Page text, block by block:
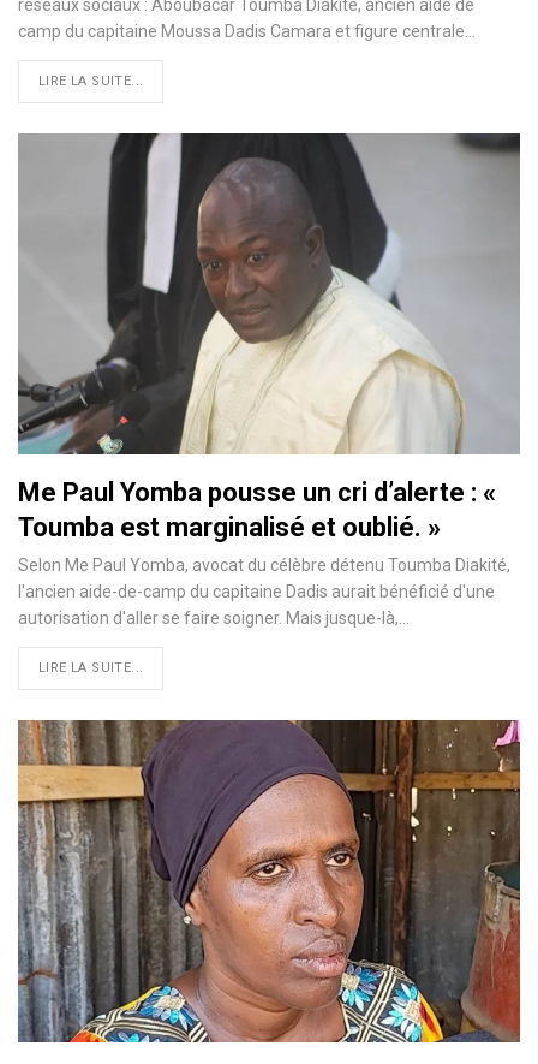
réseaux sociaux : Aboubacar Toumba Diakité, ancien aide de
camp du capitaine Moussa Dadis Camara et figure centrale…
LIRE LA SUITE...
Me Paul Yomba pousse un cri d’alerte : «
Toumba est marginalisé et oublié. »
Selon Me Paul Yomba, avocat du célèbre détenu Toumba Diakité,
l'ancien aide-de-camp du capitaine Dadis aurait bénéficié d'une
autorisation d'aller se faire soigner. Mais jusque-là,…
LIRE LA SUITE...